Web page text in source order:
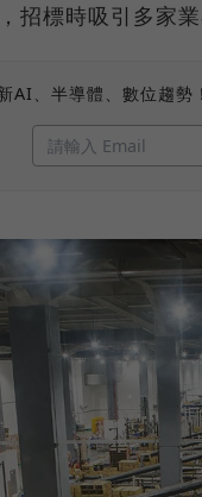
招標時吸引多家
AI、半導體、數位趨勢